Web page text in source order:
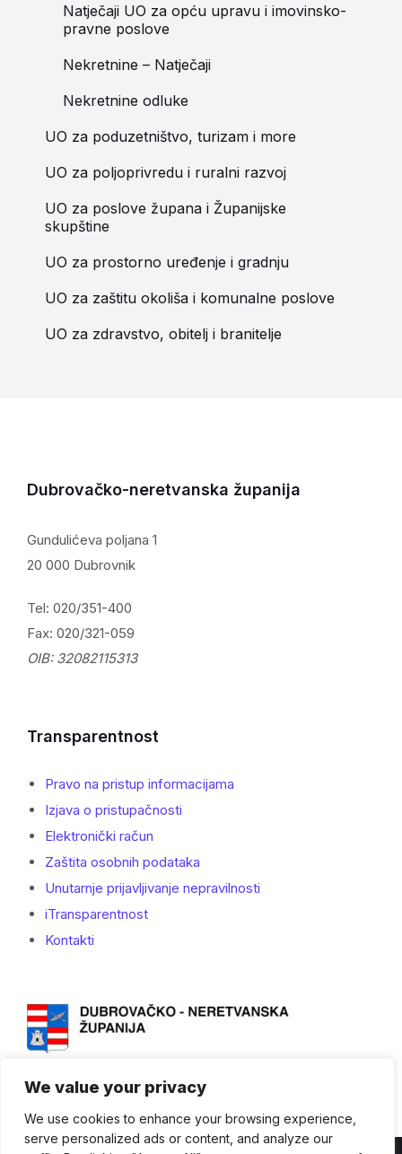
We value your privacy
We use cookies to enhance your browsing experience,
serve personalized ads or content, and analyze our
Natječaji UO za opću upravu i imovinsko-
pravne poslove
Nekretnine – Natječaji
Nekretnine odluke
UO za poduzetništvo, turizam i more
UO za poljoprivredu i ruralni razvoj
UO za poslove župana i Županijske
skupštine
UO za prostorno uređenje i gradnju
UO za zaštitu okoliša i komunalne poslove
UO za zdravstvo, obitelj i branitelje
Dubrovačko-neretvanska županija
Gundulićeva poljana 1
20 000 Dubrovnik
Tel: 020/351-400
Fax: 020/321-059
OIB: 32082115313
Transparentnost
Pravo na pristup informacijama
Izjava o pristupačnosti
Elektronički račun
Zaštita osobnih podataka
Unutarnje prijavljivanje nepravilnosti
iTransparentnost
Kontakti